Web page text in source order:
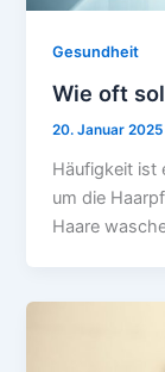
Gesundheit
Wie oft
20. Januar 2025
Häufigkeit ist
um die
Haare